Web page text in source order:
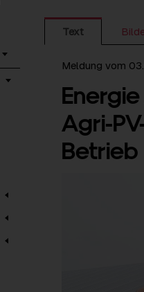
Text
Meldung vom
Agri-
Betrieb